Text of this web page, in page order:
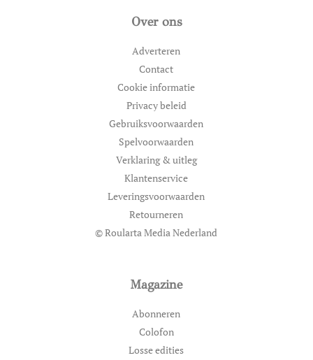
Over ons
Adverteren
Contact
Cookie informatie
Privacy beleid
Gebruiksvoorwaarden
Spelvoorwaarden
Verklaring & uitleg
Klantenservice
Leveringsvoorwaarden
Retourneren
© Roularta Media Nederland
Magazine
Abonneren
Colofon
Losse edities